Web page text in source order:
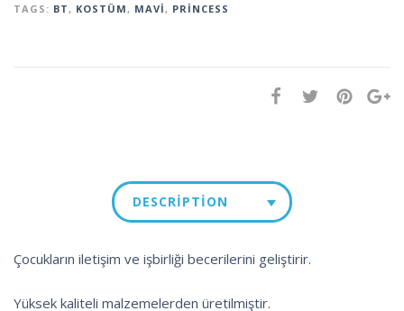
TAGS: BT , KOSTÜM , MAVI , PRINCESS
DESCRIPTION
Çocukların iletişim ve işbirliği becerilerini geliştirir.
Yüksek kaliteli malzemelerden üretilmiştir.